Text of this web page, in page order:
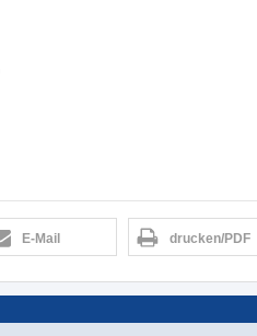
E-Mail drucken/PDF